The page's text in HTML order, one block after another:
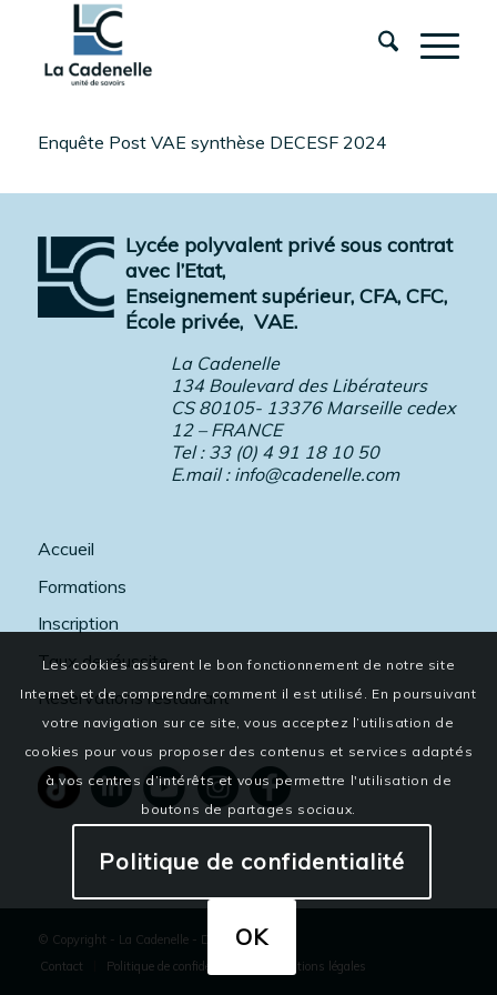
Enquête Post VAE synthèse DECESF 2024
Lycée polyvalent privé sous contrat
avec l’Etat,
Enseignement supérieur, CFA, CFC,
École privée, VAE.
La Cadenelle
134 Boulevard des Libérateurs
CS 80105- 13376 Marseille cedex
12 – FRANCE
Tel : 33 (0) 4 91 18 10 50
E.mail : info@cadenelle.com
Accueil
Formations
Inscription
Taux de réussite
Réservations restaurant
© Copyright - La Cadenelle - Dixi
Contact
Politique de confidentialité Mentions légales
Les cookies assurent le bon fonctionnement de notre site
Internet et de comprendre comment il est utilisé. En poursuivant
votre navigation sur ce site, vous acceptez l’utilisation de
cookies pour vous proposer des contenus et services adaptés
à vos centres d’intérêts et vous permettre l'utilisation de
boutons de partages sociaux.
Politique de confidentialité
OK